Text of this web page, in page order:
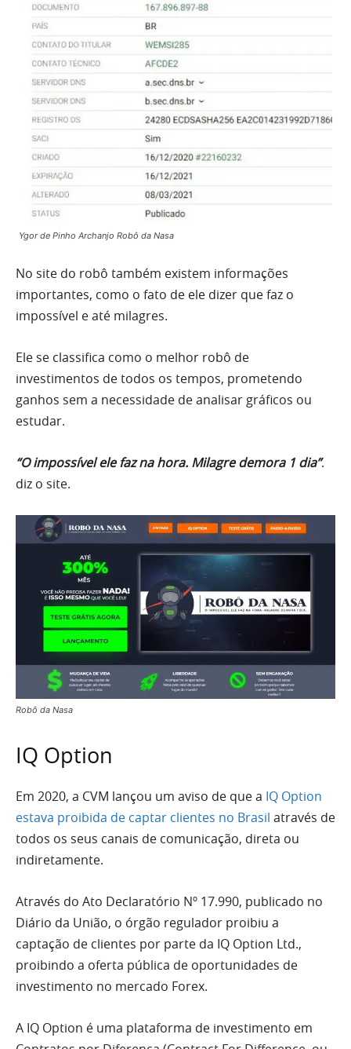
Ygor de Pinho Archanjo Robô da Nasa
No site do robô também existem informações
importantes, como o fato de ele dizer que faz o
impossível e até milagres.
Ele se classifica como o melhor robô de
investimentos de todos os tempos, prometendo
ganhos sem a necessidade de analisar gráficos ou
estudar.
“O impossível ele faz na hora. Milagre demora 1 dia”.
diz o site.
Robô da Nasa
IQ Option
Em 2020, a CVM lançou um aviso de que a IQ Option
estava proibida de captar clientes no Brasil através de
todos os seus canais de comunicação, direta ou
indiretamente.
Através do Ato Declaratório Nº 17.990, publicado no
Diário da União, o órgão regulador proibiu a
captação de clientes por parte da IQ Option Ltd.,
proibindo a oferta pública de oportunidades de
investimento no mercado Forex.
A IQ Option é uma plataforma de investimento em